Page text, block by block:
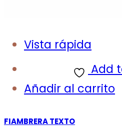
Vista rápida
Add
Añadir al carrito
FIAMBRERA TEXTO